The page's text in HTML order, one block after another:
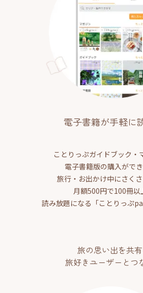
電子書籍が手軽に
ことりっぷガイドブック・
電子書籍版の購入ができ
旅行・お出かけ中にさく
月額500円で100冊以
読み放題になる「ことりっぷ
旅の思い出を共有
旅好きユーザーとつ